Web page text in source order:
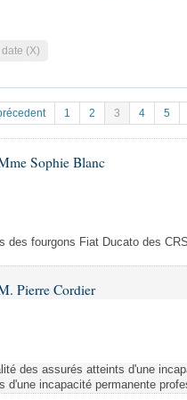
... )
(X)
1 2 3 4 5
Sophie Blanc
des fourgons Fiat Ducato des
Pierre Cordier
des assurés atteints d'une
d'une incapacité permanente